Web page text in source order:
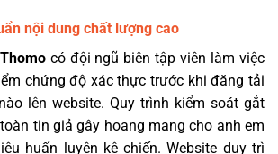
nội dung chất lượng cao
có đội ngũ biên tập viên làm việc
chứng độ xác thực trước khi đăng tải
lên website. Quy trình kiểm soát gắt
tin giả gây hoang mang cho anh em
huấn luyện kê chiến. Website duy trì